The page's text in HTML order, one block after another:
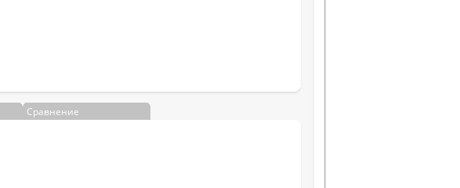
Сравнение